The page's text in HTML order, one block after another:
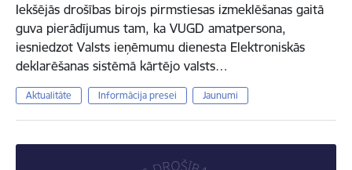
Iekšējās drošības birojs pirmstiesas izmeklēšanas gaitā
guva pierādījumus tam, ka VUGD amatpersona,
iesniedzot Valsts ieņēmumu dienesta Elektroniskās
deklarēšanas sistēmā kārtējo valsts…
Aktualitāte Informācija presei Jaunumi